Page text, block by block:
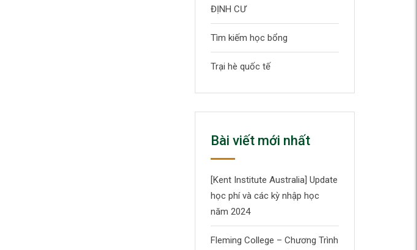
ĐỊNH CƯ
Tìm kiếm học bổng
Trại hè quốc tế
Bài viết mới nhất
[Kent Institute Australia] Update
học phí và các kỳ nhập học
năm 2024
Fleming College – Chương Trình